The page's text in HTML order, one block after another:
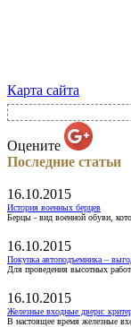
Карта сайта
Оцените
Последние статьи
16.10.2015
История военных берцев
Берцы - вид военной обуви,
16.10.2015
Покупка автоподъемника –
Для проведения высотных
16.10.2015
Железные входные двери:
В настоящее время железные